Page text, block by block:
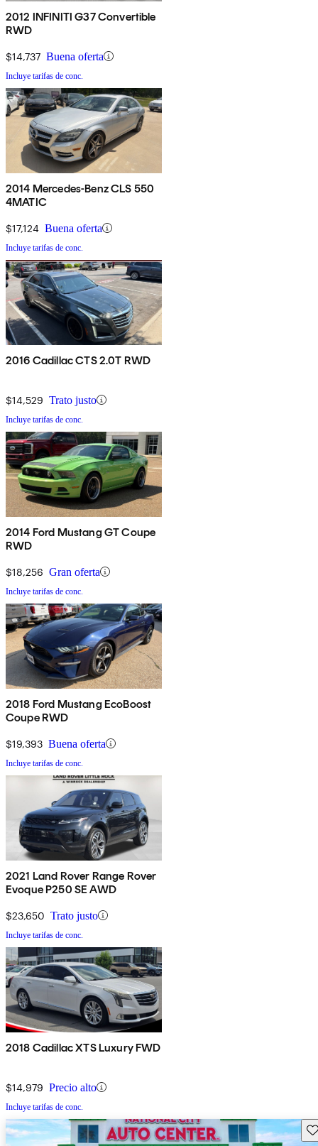
2012 INFINITI G37 Convertible
RWD
$14,737 Buena oferta
Incluye tarifas de conc.
2014 Mercedes-Benz CLS 550
4MATIC
$17,124 Buena oferta
Incluye tarifas de conc.
2016 Cadillac CTS 2.0T RWD
$14,529 Trato justo
Incluye tarifas de conc.
2014 Ford Mustang GT Coupe
RWD
$18,256 Gran oferta
Incluye tarifas de conc.
2018 Ford Mustang EcoBoost
Coupe RWD
$19,393 Buena oferta
Incluye tarifas de conc.
2021 Land Rover Range Rover
Evoque P250 SE AWD
$23,650 Trato justo
Incluye tarifas de conc.
2018 Cadillac XTS Luxury FWD
$14,979 Precio alto
Incluye tarifas de conc.